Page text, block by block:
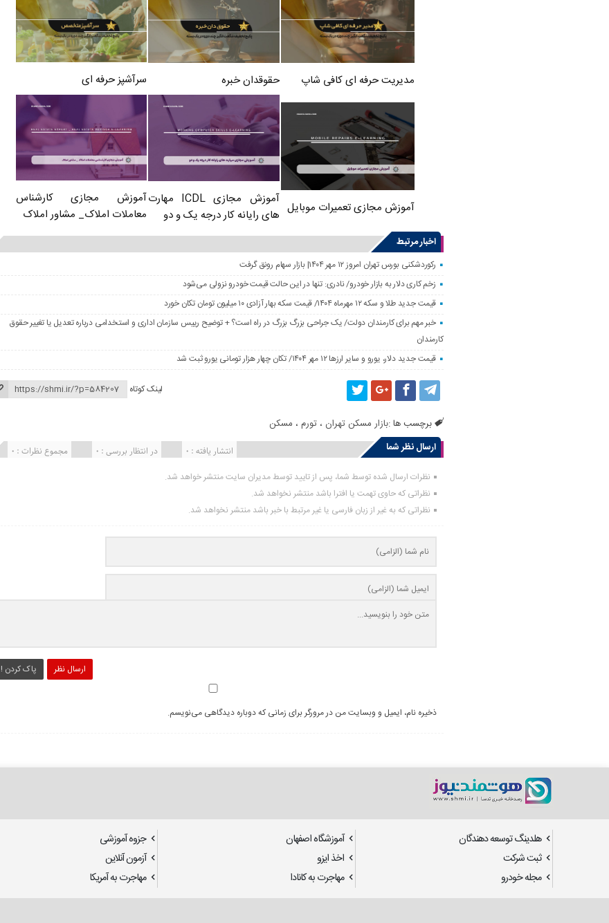
مدیریت حرفه ای کافی شاپ حقوقدان خبره سرآشپز حرفه ای
آموزش مجازی تعمیرات موبایل
آموزش مجازی ICDL مهارت
های رایانه کار درجه یک و دو
آموزش مجازی کارشناس
معاملات املاک_ مشاور املاک
اخبار مرتبط
رکوردشکنی بورس تهران امروز ۱۲ مهر ۱۴۰۴| بازار سهام رونق گرفت
زخم کاری دلار به بازار خودرو/ نادری: تنها در این حالت قیمت خودرو نزولی می‌شود
قیمت جدید طلا و سکه ۱۲ مهرماه ۱۴۰۴/ قیمت سکه بهار آزادی ۱۰ میلیون تومان تکان خورد
خبر مهم برای کارمندان دولت/ یک جراحی بزرگ بزرگ در راه است؟ + توضیح رییس سازمان اداری و استخدامی درباره تعدیل یا تغییر حقوق
کارمندان
قیمت جدید دلار، یورو و سایر ارزها ۱۲ مهر ۱۴۰۴/ تکان چهار هزار تومانی یورو ثبت شد
لینک کوتاه
برچسب ها :بازار مسکن تهران ،تورم ، مسکن
ارسال نظر شما
مجموع نظرات : 0 در انتظار بررسی : 0 انتشار یافته : 0
نظرات ارسال شده توسط شما، پس از تایید توسط مدیران سایت منتشر خواهد شد.
نظراتی که حاوی تهمت یا افترا باشد منتشر نخواهد شد.
نظراتی که به غیر از زبان فارسی یا غیر مرتبط با خبر باشد منتشر نخواهد شد.
ارسال نظر پاک کردن !
ذخیره نام، ایمیل و وبسایت من در مرورگر برای زمانی که دوباره دیدگاهی می‌نویسم.
هلدینگ توسعه دهندگان آموزشگاه اصفهان جزوه آموزشی
ثبت شرکت
اخذ ایزو آزمون آنلاین
مجله خودرو
مهاجرت به کانادا مهاجرت به آمریکا